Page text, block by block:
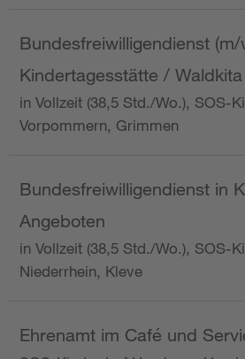
Bundesfreiwilligendienst
Kindertagesstätte / Waldkita
in Vollzeit (38,5 Std./Wo.), SOS-
Vorpommern, Grimmen
Bundesfreiwilligendienst in
Angeboten
in Vollzeit (38,5 Std./Wo.), SOS-
Niederrhein, Kleve
Ehrenamt im Café und